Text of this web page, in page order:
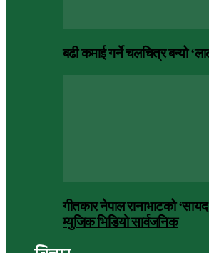
बढी कमाई गर्ने चलचित्र बन्यो
गीतकार नेपाल रानाभाटको
म्युजिक भिडियो सार्वजनिक